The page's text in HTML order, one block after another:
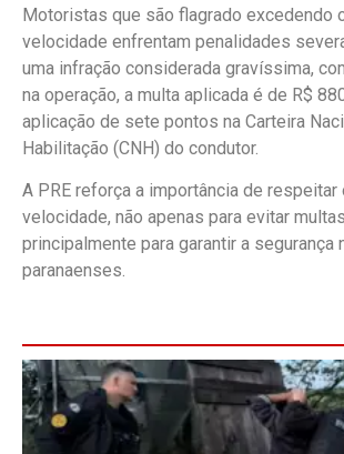
Motoristas que são flagrado excedendo
velocidade enfrentam penalidades
uma infração considerada gravíssima,
na operação, a multa aplicada é de R$
aplicação de sete pontos na Carteira
Habilitação (CNH) do condutor.
A PRE reforça a importância de
velocidade, não apenas para evitar
principalmente para garantir a segurança
paranaenses.